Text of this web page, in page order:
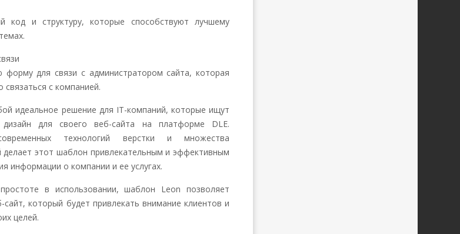
код и структуру, которые способствуют лучшему
для связи с администратором сайта, которая
с компанией.
идеальное решение для IT-компаний, которые ищут
для своего веб-сайта на платформе DLE.
технологий верстки и множества
этот шаблон привлекательным и эффективным
информации о компании и ее услугах.
в использовании, шаблон Leon позволяет
который будет привлекать внимание клиентов и
целей.